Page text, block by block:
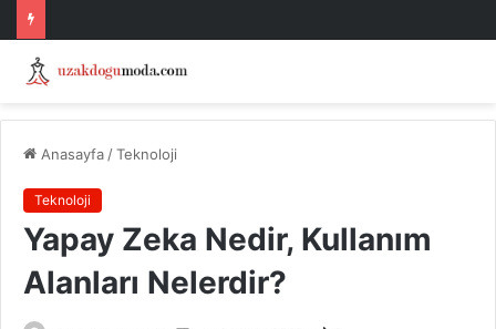
Anasayfa /Teknoloji
Teknoloji
Yapay Zeka Nedir, Kullanım
Alanları Nelerdir?